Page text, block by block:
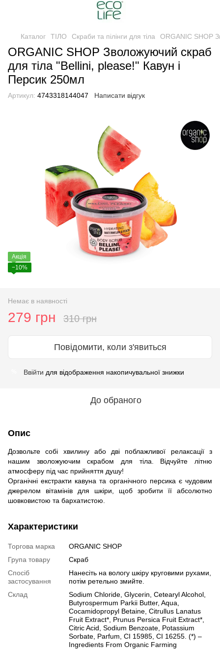
Каталог ТІЛО Скраби та пілінги для тіла ORGANIC SHOP
ORGANIC SHOP Зволожуючий скраб
для тіла "Bellini, please!" Кавун і
Персик 250мл
Артикул: 4743318144047 Написати відгук
Акція
−10%
Немає в наявності
279 грн 310 грн
Повідомити, коли з'явиться
Ввійти для відображення накопичувальної знижки
До обраного
Опис
Дозвольте собі хвилину або дві поблажливої релаксації з
нашим зволожуючим скрабом для тіла. Відчуйте літню
атмосферу під час прийняття душу!
Органічні екстракти кавуна та органічного персика є чудовим
джерелом вітамінів для шкіри, щоб зробити її абсолютно
шовковистою та бархатистою.
Характеристики
Торгова марка
ORGANIC SHOP
Група товару
Скраб
Спосіб
застосування
Нанесіть на вологу шкіру круговими рухами,
потім ретельно змийте.
Склад
Sodium Chloride, Glycerin, Cetearyl Alcohol,
Butyrospermum Parkii Butter, Aqua,
Cocamidopropyl Betaine, Citrullus Lanatus
Fruit Extract*, Prunus Persica Fruit Extract*,
Citric Acid, Sodium Benzoate, Potassium
Sorbate, Parfum, CI 15985, CI 16255. (*) –
Ingredients From Organic Farming